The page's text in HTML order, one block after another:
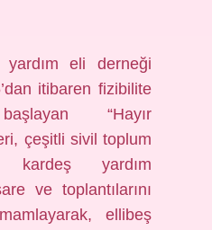
eli derneği
itibaren fizibilite
“Hayır
çeşitli sivil toplum
kardeş yardım
ve toplantılarını
ellibeş